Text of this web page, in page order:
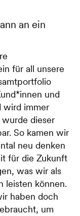
an ein
für all unsere
und
wird immer
dieser
So kamen wir
neu denken
für die Zukunft
was wir als
leisten können.
haben doch
um